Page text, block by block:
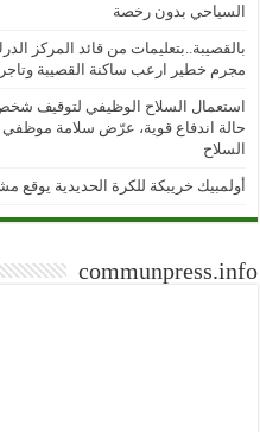
السياحي بدون رخصة
بالقصيبة..بتعليمات من قائد المركز
مجرم خطير ارعب ساكنة القصيبة وتاجر
استعمال السلاح الوظيفي لتوقيف
حالة اندفاع قوية، عرّض سلامة
السلاح
أولمبيك خريبكة للكرة الحديدية يوقع
communpress.info